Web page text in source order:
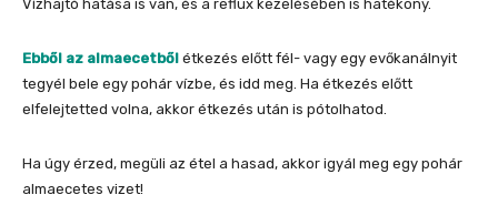
Vízhajtó hatása is van, és a reflux kezelésében is hatékony.
Ebből az almaecetből étkezés előtt fél- vagy egy evőkanálnyit
tegyél bele egy pohár vízbe, és idd meg. Ha étkezés előtt
elfelejtetted volna, akkor étkezés után is pótolhatod.
Ha úgy érzed, megüli az étel a hasad, akkor igyál meg egy pohár
almaecetes vizet!